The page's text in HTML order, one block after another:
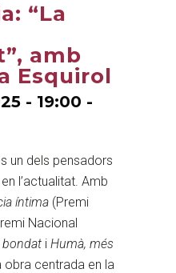
“La
amb
Esquirol
- 19:00 -
un dels pensadors
l’actualitat. Amb
íntima (Premi
Nacional
bondat i Humà, més
obra centrada en la